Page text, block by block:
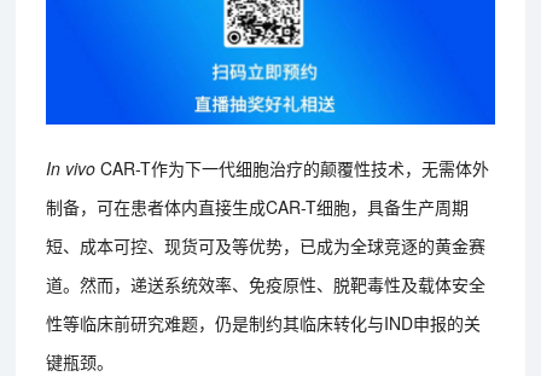
In vivoCAR-T作为下一代细胞治疗的颠覆性技术，无需体外
制备，可在患者体内直接生成CAR-T细胞，具备生产周期
短、成本可控、现货可及等优势，已成为全球竞逐的黄金赛
道。然而，递送系统效率、免疫原性、脱靶毒性及载体安全
性等临床前研究难题，仍是制约其临床转化与IND申报的关
键瓶颈。